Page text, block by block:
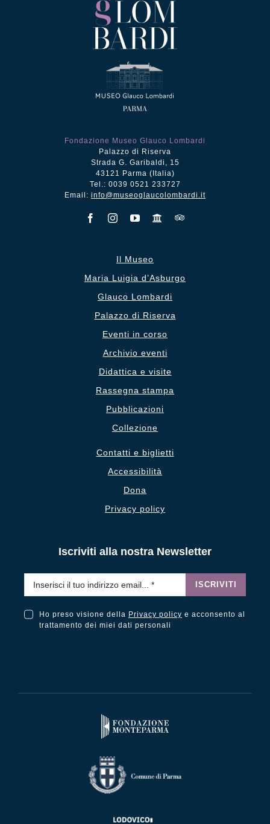
Fondazione Museo Glauco Lombardi
Palazzo di Riserva
Strada G. Garibaldi, 15
43121 Parma (Italia)
Tel.: 0039 0521 233727
Email: info@museoglaucolombardi.it
Il Museo
Maria Luigia d’Asburgo
Glauco Lombardi
Palazzo di Riserva
Eventi in corso
Archivio eventi
Didattica e visite
Rassegna stampa
Pubblicazioni
Collezione
Contatti e biglietti
Accessibilità
Dona
Privacy policy
Iscriviti alla nostra Newsletter
ISCRIVITI
Ho preso visione della Privacy policy e acconsento al
trattamento dei miei dati personali